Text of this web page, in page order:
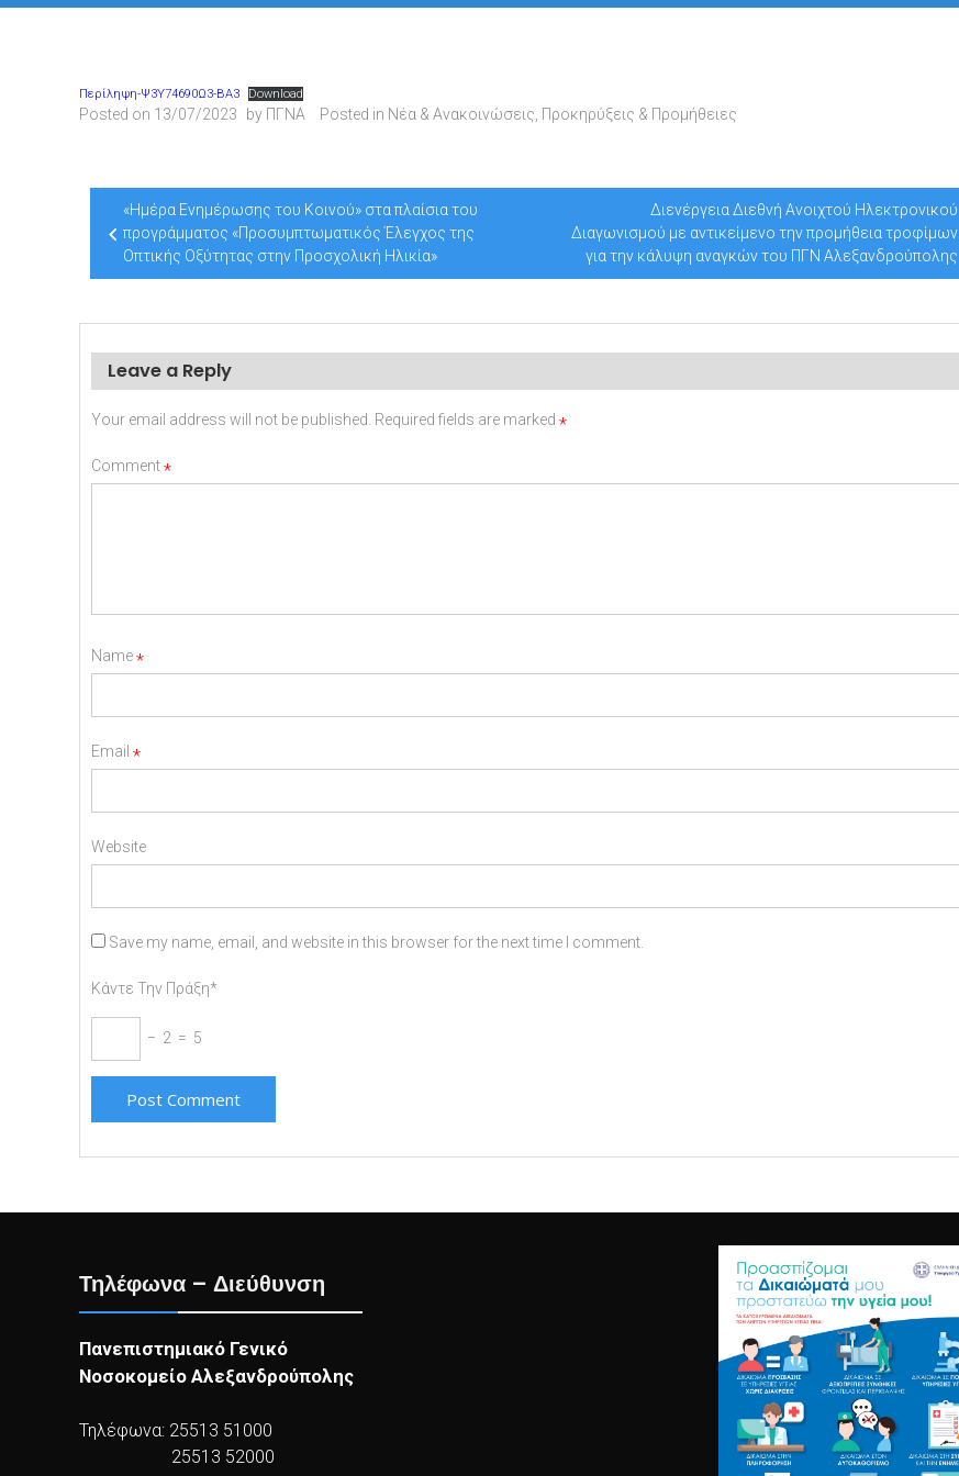
Περίληψη-Ψ3Υ74690Ω3-ΒΑ3 Download
Posted on 13/07/2023 by ΠΓΝΑ Posted in Νέα & Ανακοινώσεις Προκηρύξεις & Προμήθειες
Post
navigation
«Ημέρα Ενημέρωσης του Κοινού» στα πλαίσια του
προγράμματος «Προσυμπτωματικός Έλεγχος της
Οπτικής Οξύτητας στην Προσχολική Ηλικία»
Διενέργεια Διεθνή Ανοιχτού Ηλεκτρονικού
Διαγωνισμού με αντικείμενο την προμήθεια τροφίμων
για την κάλυψη αναγκών του ΠΓΝ Αλεξανδρούπολης
Leave a Reply
Your email address will not be published. Required fields are marked *
Comment*
Name*
Email *
Website
Save my name, email, and website in this browser for the next time I comment.
Κάντε Την Πράξη*
− 2 = 5
Τηλέφωνα – Διεύθυνση
Πανεπιστημιακό Γενικό
Νοσοκομείο Αλεξανδρούπολης
Τηλέφωνα: 25513 51000
25513 52000